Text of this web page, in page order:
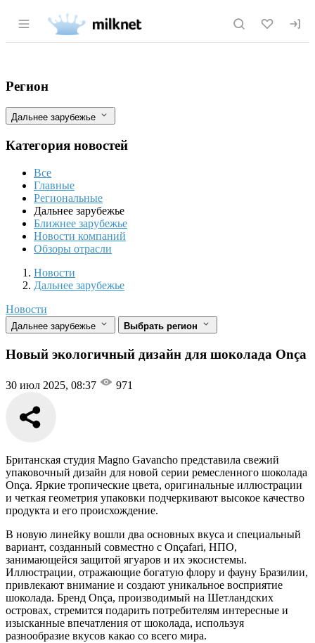
Раздел навигации по сайту milknet.ru
Новый экологичный дизайн для
Фильтры
Регион
Дальнее зарубежье
Категория новостей
Все
Главные
Региональные
Дальнее зарубежье
Ближнее зарубежье
Новости компаний
Обзоры отрасли
Новости
Разделы
Новости
Дальнее зарубежье
Новости
Дальнее зарубежье Выбрать регион
Новый экологичный дизайн для шоколада Onça
30 июл 2025, 08:37 971
Британская студия Magno Gavancho представила свежий
упаковочный дизайн для новой серии ремесленного шоколада
Onça. Яркие тропические цвета, оригинальные иллюстрации
и четкая геометрия упаковки подчеркивают высокое качество
продукта и его происхождение.
В новую линейку вошли два основных вкуса и специальный
вариант, созданный совместно с Onçafari, НПО,
занимающейся защитой ягуаров и их экосистемы.
Иллюстрации, отражающие богатую флору и фауну Бразилии,
привлекают внимание и создают уникальное восприятие
шоколада. Бренд Onça, производимый на Шетландских
островах, стремится подарить потребителям интересные и
изысканные впечатления от шоколада, используя
разнообразие вкусов какао со всего мира.